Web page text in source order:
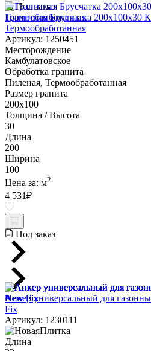
Под заказ
Гранитная Брусчатка 200х100x30
Термообработанная
Артикул: 1250451
Месторождение
Камбулатовское
Обработка гранита
Пиленая, Термообработанная
Размер гранита
200х100
Толщина / Высота
30
Длина
200
Ширина
100
Цена за: м2
4 531₽
Под заказ
Анкер универсальный для
Fix
Артикул: 1230111
Длина